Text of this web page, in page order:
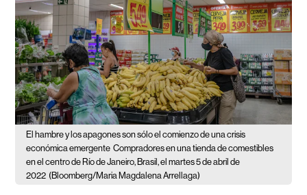
El hambre y los apagones son sólo el comienzo de una crisis
económica emergente Compradores en una tienda de comestibles
en el centro de Río de Janeiro, Brasil, el martes 5 de abril de
2022 (Bloomberg/Maria Magdalena Arrellaga)